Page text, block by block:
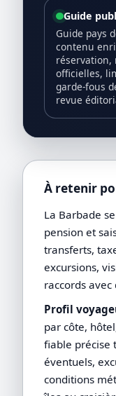
Guide
Guide pays
contenu
réservation,
officielles,
garde-fous
revue
À retenir
La Barbade
pension et
transferts,
excursions,
raccords avec
Profil
par côte,
fiable précise
éventuels,
conditions